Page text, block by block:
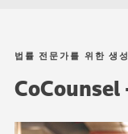
법률 전문가를 위한 생